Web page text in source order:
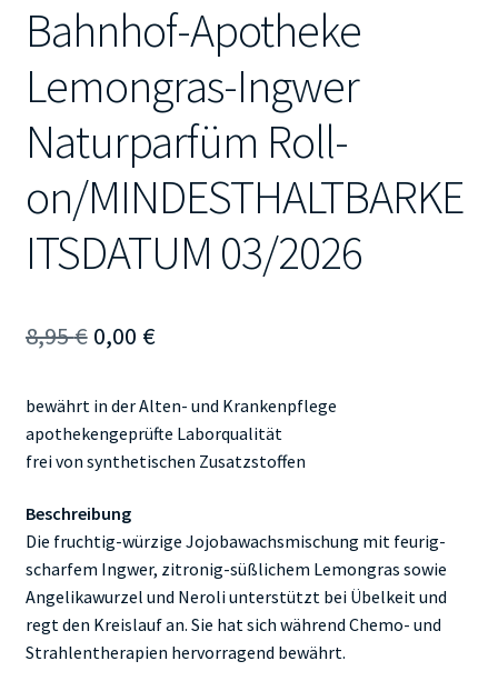
Bahnhof-Apotheke
Lemongras-Ingwer
Naturparfüm Roll-
on/MINDESTHALTBARKE
ITSDATUM 03/2026
8,95€ Ursprünglicher
war:
8,95 €
0,00 €Aktueller
ist:
0,00 €.
bewährt in der Alten- und Krankenpflege
apothekengeprüfte Laborqualität
frei von synthetischen Zusatzstoffen
Beschreibung
Die fruchtig-würzige Jojobawachsmischung mit feurig-
scharfem Ingwer, zitronig-süßlichem Lemongras sowie
Angelikawurzel und Neroli unterstützt bei Übelkeit und
regt den Kreislauf an. Sie hat sich während Chemo- und
Strahlentherapien hervorragend bewährt.